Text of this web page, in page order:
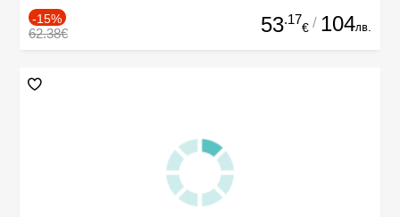
-15%
62.38€ 53.17
€ / 104лв.